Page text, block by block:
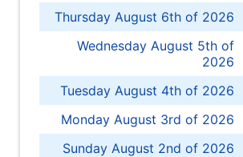
Thursday August 6th of 2026
Wednesday August 5th of
2026
Tuesday August 4th of 2026
Monday August 3rd of 2026
Sunday August 2nd of 2026